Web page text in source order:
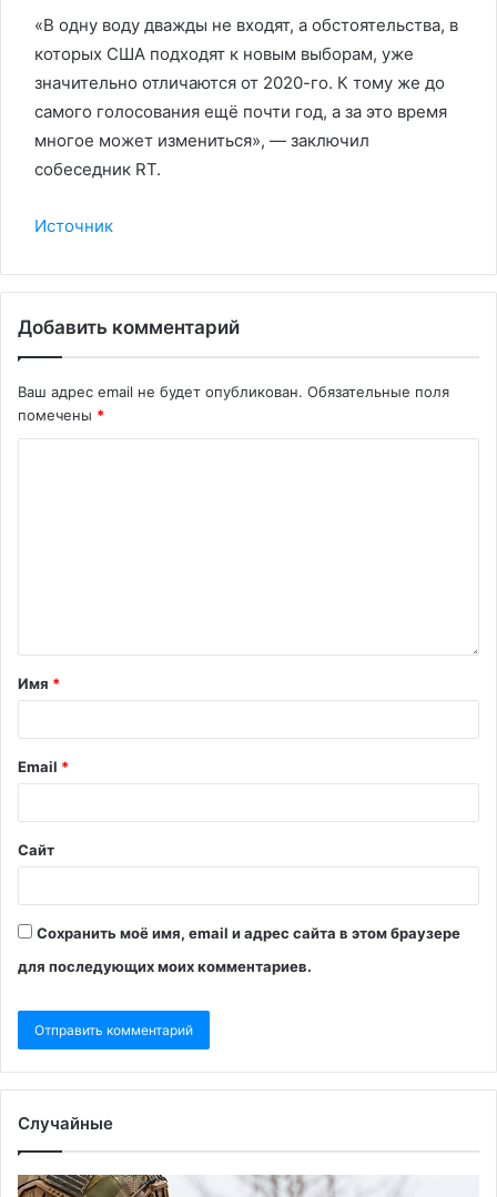
«В одну воду дважды не входят, а обстоятельства, в
которых США подходят к новым выборам, уже
значительно отличаются от 2020-го. К тому же до
самого голосования ещё почти год, а за это время
многое может измениться», — заключил
собеседник RT.
Источник
Добавить комментарий
Ваш адрес email не будет опубликован. Обязательные поля
помечены *
Имя *
Email *
Сайт
Сохранить моё имя, email и адрес сайта в этом браузере
для последующих моих комментариев.
Случайные
NYT